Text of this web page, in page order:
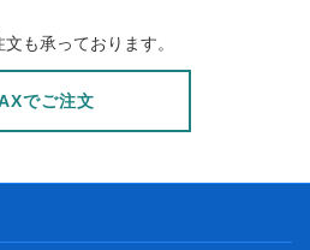
も承っております。
でご注文